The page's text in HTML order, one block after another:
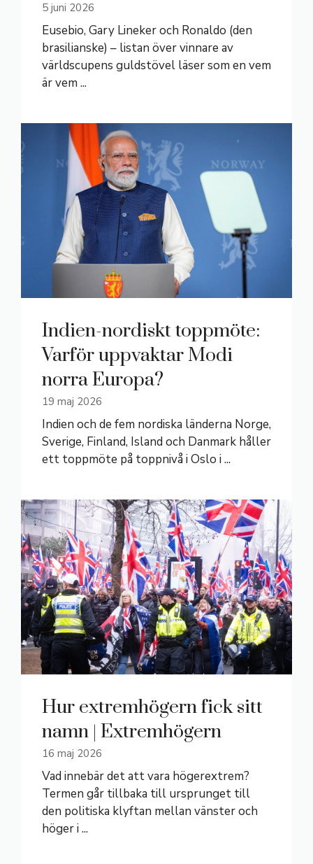
5 juni 2026
Eusebio, Gary Lineker och Ronaldo (den
brasilianske) – listan över vinnare av
världscupens guldstövel läser som en vem
är vem ...
Indien-nordiskt toppmöte:
Varför uppvaktar Modi
norra Europa?
19 maj 2026
Indien och de fem nordiska länderna Norge,
Sverige, Finland, Island och Danmark håller
ett toppmöte på toppnivå i Oslo i ...
Hur extremhögern fick sitt
namn | Extremhögern
16 maj 2026
Vad innebär det att vara högerextrem?
Termen går tillbaka till ursprunget till
den politiska klyftan mellan vänster och
höger i ...